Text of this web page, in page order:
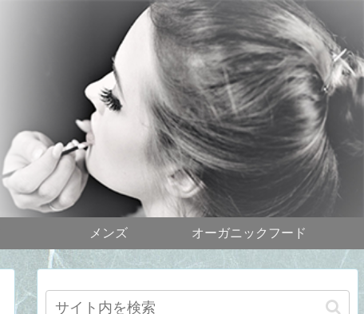
メンズ オーガニックフード